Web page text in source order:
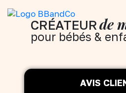
CRÉATEURde
pour bébés &
AVIS